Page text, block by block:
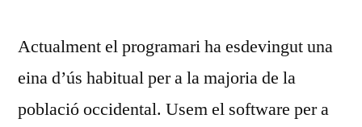
Actualment el programari ha esdevingut una
eina d’ús habitual per a la majoria de la
població occidental. Usem el software per a